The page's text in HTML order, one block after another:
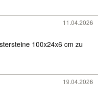
11.04.2026
100x24x6 cm zu
19.04.2026